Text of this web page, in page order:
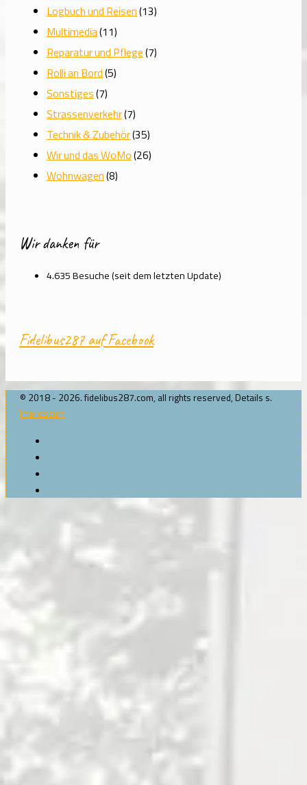
Logbuch und Reisen(13)
Multimedia(11)
Reparatur und Pflege(7)
Rolli an Bord(5)
Sonstiges(7)
Strassenverkehr(7)
Technik & Zubehör(35)
Wir und das WoMo(26)
Wohnwagen(8)
Wir danken für
4.635 Besuche (seit dem letzten Update)
Fidelibus287 auf Facebook
© 2018 - 2026. fidelibus287.com, all rights reserved, Details s.
Impressum